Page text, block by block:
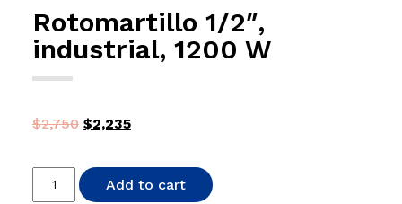
Rotomartillo 1/2″,
industrial, 1200 W
$2,750 $2,235
Add to cart